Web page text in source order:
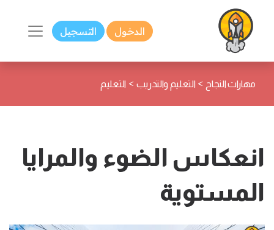
الدخول التسجيل
مهارات النجاح > التعليم والتدريب > التعليم
انعكاس الضوء والمرايا
المستوية